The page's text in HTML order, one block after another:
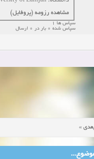
مشاهده رزومه (پروفایل)
سپاس ها 1
سپاس شده 0 بار در 0 ارسال
»